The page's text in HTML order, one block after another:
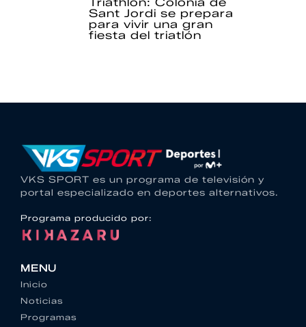
Sant Jordi se prepara
para vivir una gran
fiesta del triatlón
VKS SPORT es un programa de televisión y
portal especializado en deportes alternativos.
Programa producido por:
MENU
Inicio
Noticias
Programas